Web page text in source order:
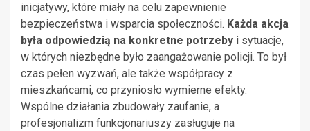
inicjatywy, które miały na celu zapewnienie
bezpieczeństwa i wsparcia społeczności. Każda akcja
była odpowiedzią na konkretne potrzeby i sytuacje,
w których niezbędne było zaangażowanie policji. To był
czas pełen wyzwań, ale także współpracy z
mieszkańcami, co przyniosło wymierne efekty.
Wspólne działania zbudowały zaufanie, a
profesjonalizm funkcjonariuszy zasługuje na